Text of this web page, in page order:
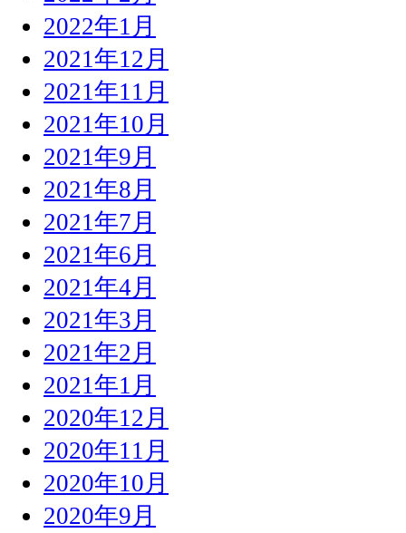
2022年1月
2021年12月
2021年11月
2021年10月
2021年9月
2021年8月
2021年7月
2021年6月
2021年4月
2021年3月
2021年2月
2021年1月
2020年12月
2020年11月
2020年10月
2020年9月